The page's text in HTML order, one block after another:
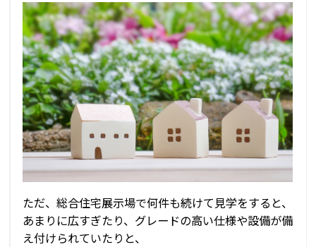
ただ、総合住宅展示場で何件も続けて見学をすると、
あまりに広すぎたり、グレードの高い仕様や設備が備
え付けられていたりと、